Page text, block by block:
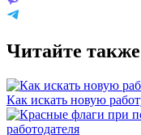
Читайте также
Как искать новую